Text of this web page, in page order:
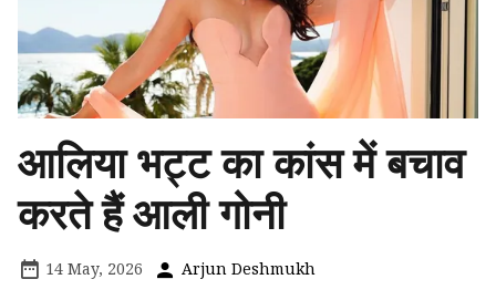
आलिया भट्ट का कांस में बचाव
करते हैं आली गोनी
14 May, 2026 Arjun Deshmukh